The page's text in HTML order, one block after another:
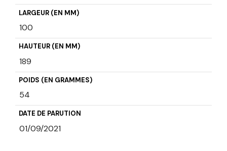
LARGEUR (EN MM)
100
HAUTEUR (EN MM)
189
POIDS (EN GRAMMES)
54
DATE DE PARUTION
01/09/2021